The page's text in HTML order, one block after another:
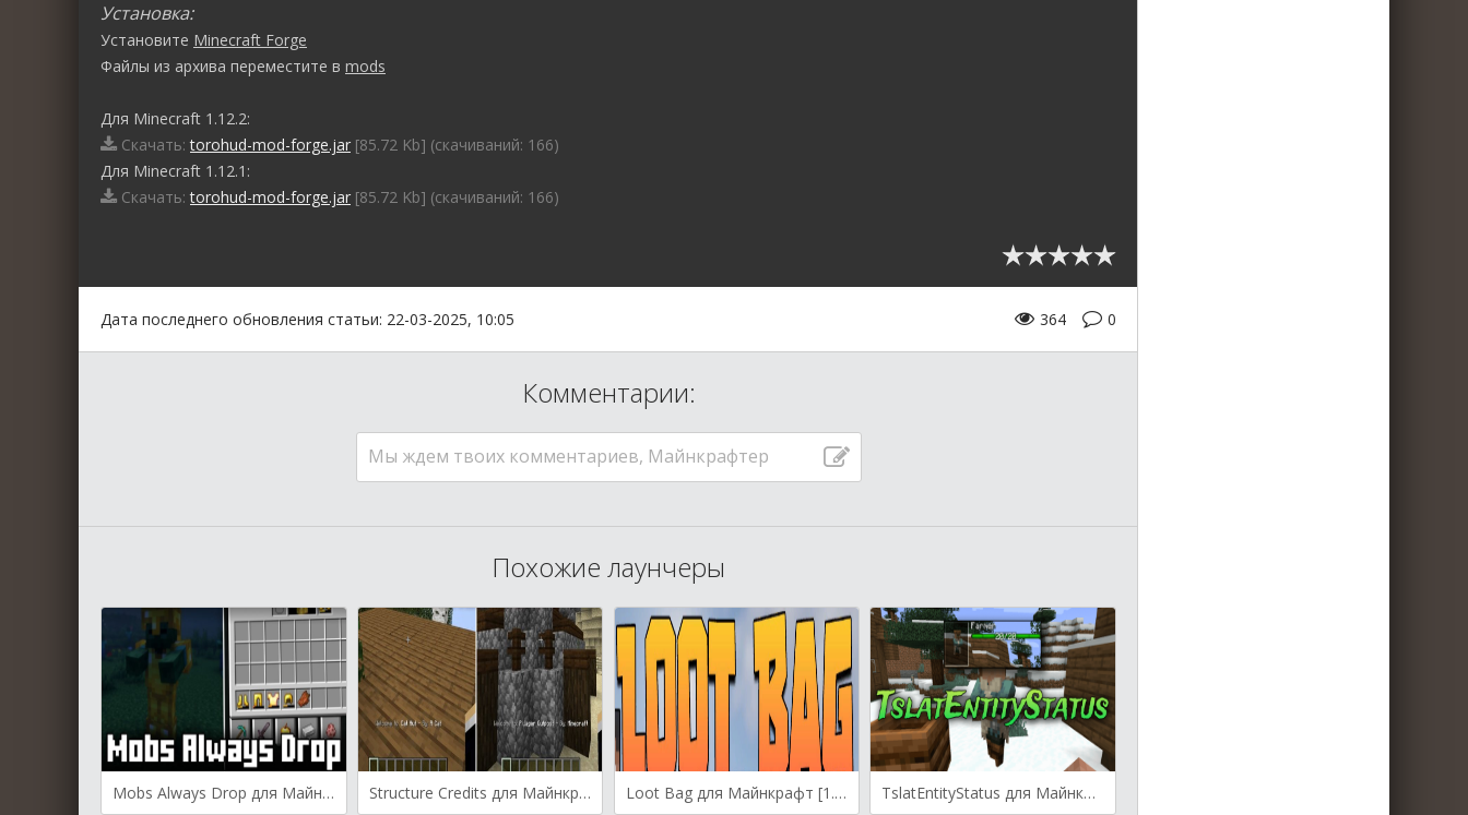
Установка:
Установите Minecraft Forge
Файлы из архива переместите в mods
Для Minecraft 1.12.2:
Скачать:torohud-mod-forge.jar [85.72 Kb] (cкачиваний: 166)
Для Minecraft 1.12.1:
Скачать:torohud-mod-forge.jar [85.72 Kb] (cкачиваний: 166)
Дата последнего обновления статьи: 22-03-2025, 10:05 0
364
Комментарии:
Мы ждем твоих комментариев, Майнкрафтер
Похожие лаунчеры
Mobs Always Drop для Майнкрафт [1.21.1, 1.21, 1.20.6] Structure Credits для Майнкрафт [1.21.1, 1.20.1] Loot Bag для Майнкрафт [1.20.4, 1.20.3] TslatEntityStatus для Майнкрафт [1.20.4, 1.20.2, 1.20.1]